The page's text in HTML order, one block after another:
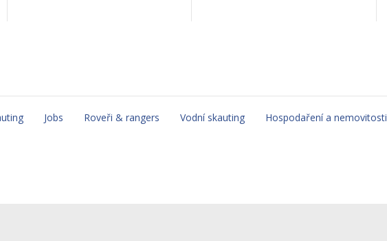
Jobs Roveři & rangers Vodní skauting Hospodaření a nemovitosti